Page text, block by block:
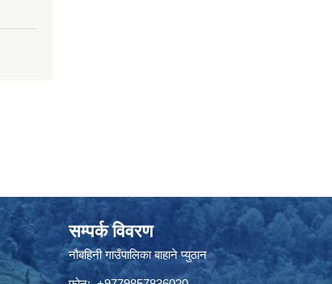
सम्पर्क विवरण
नौबहिनी गाउँपालिका बाहाने प्युठान